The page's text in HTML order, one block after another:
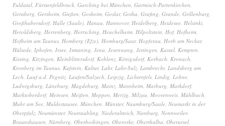
Fuldatal, Fürstenfeldbruck, Garching bei München, Garmisch-Partenkirchen,
Geraberg, Gersheim, Gießen, Gosheim, Goslar, Gotha, Grafing, Grande, Grillenburg,
Großhabersdorf, Halle (Saale), Hanau, Hannover, Heidelberg, Heidesee, Helsinki,
Heroldsberg, Herrenberg, Herrsching, Heuchelheim, Hilpoltstein, Hof, Hofheim,
Hofheim am Taunus, Homberg (Efze), Homburg/Saar, Hopferau, Horb am Neckar,
Hülsede, Iphofen, Irsee, Ismaning, Jena, Jesenwang, Jettingen, Kassel, Kempten,
Kissing, Kitzingen, Kleinblittersdorf, Koblenz, Königsdorf, Korbach, Kronach,
Kronberg im Taunus, Kufstein, Kultur, Lahr, Lahr-Sulz, Lambrecht, Landsberg am
Lech, Lauf a.d. Pegnitz, Laufen/Salzach, Leipzig, Lichtenfels, Lindig, Lohne,
Ludwigsburg, Lüneburg, Magdeburg, Mainz, Mannheim, Marburg, Markdorf,
Marktoberdorf, Meinsen, Meißen, Meppen, Merzig, Milzau, Moorenweis, Mühlbach,
Muhr am See, Muldestausee, München, Münster, Naumburg/Saale, Neumarkt in der
Oberpfalz, Neumünster, Neutraubling, Niederaltteich, Nienburg, Nonnweiler-
Braunshausen, Nürnberg, Oberboihingen, Oberorke, Oberthulba, Oberursel,